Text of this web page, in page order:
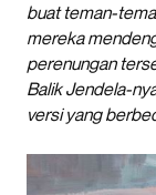
buat teman-
mereka
perenungan
Balik Jendela-
versi yang